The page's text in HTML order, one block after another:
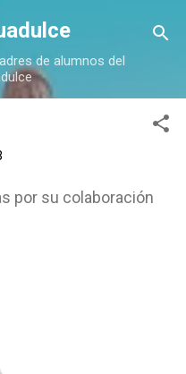
principal
de alumnos del
por su colaboración